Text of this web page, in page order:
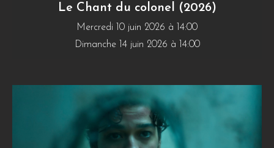
Le Chant du colonel (2026)
Mercredi 10 juin 2026 à 14:00
Dimanche 14 juin 2026 à 14:00